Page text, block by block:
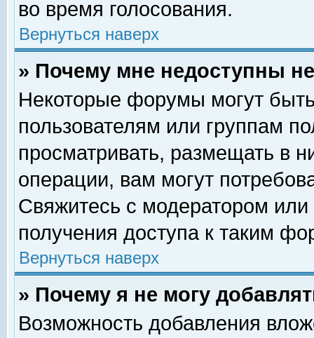
во время голосования.
Вернуться наверх
» Почему мне недоступны
Некоторые форумы могут
пользователям или группам
просматривать, размещать в
операции, вам могут
Свяжитесь с модератором
получения доступа к таким
Вернуться наверх
» Почему я не могу
Возможность добавления